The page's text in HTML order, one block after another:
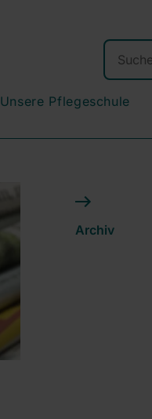
Unsere Pflegeschule
Archiv